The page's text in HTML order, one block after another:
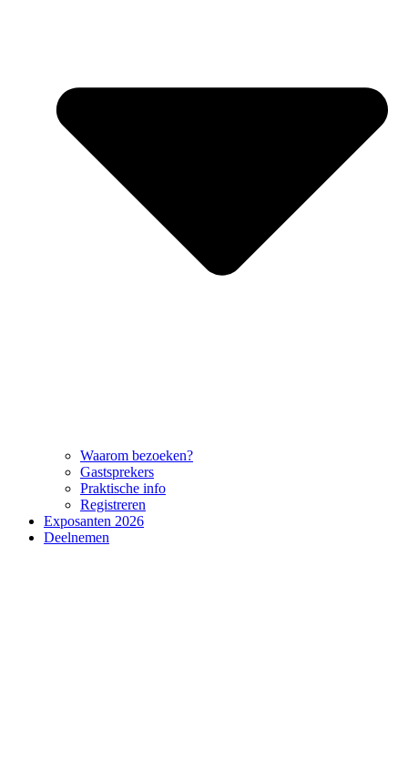
Waarom bezoeken?
Gastsprekers
Praktische info
Registreren
Exposanten 2026
Deelnemen